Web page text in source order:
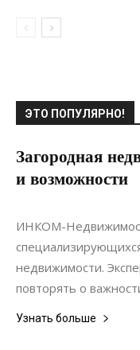
ЭТО ПОПУЛЯРНО!
Загородная
и возможности
25.04.2022
ИНКОМ-
недвижимости.
повторять о
Узнать больше